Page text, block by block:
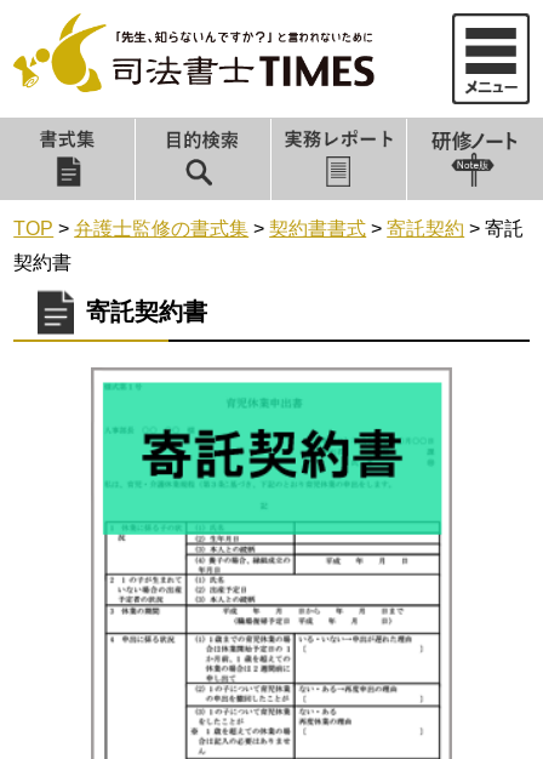
TOP >弁護士監修の書式集 >契約書書式 >寄託契約 >寄託
契約書
寄託契約書